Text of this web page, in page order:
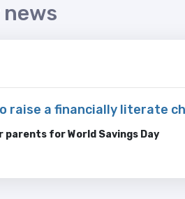
raise a financially literate
parents for World Savings Day